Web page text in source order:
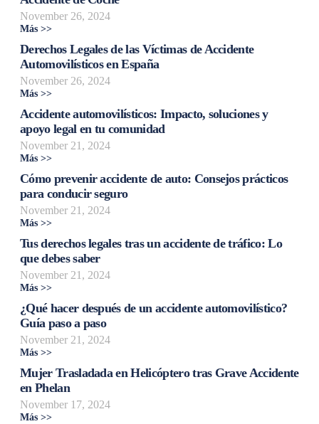
November 26, 2024
Más >>
Derechos Legales de las Víctimas de Accidente
Automovilísticos en España
November 26, 2024
Más >>
Accidente automovilísticos: Impacto, soluciones y
apoyo legal en tu comunidad
November 21, 2024
Más >>
Cómo prevenir accidente de auto: Consejos prácticos
para conducir seguro
November 21, 2024
Más >>
Tus derechos legales tras un accidente de tráfico: Lo
que debes saber
November 21, 2024
Más >>
¿Qué hacer después de un accidente automovilístico?
Guía paso a paso
November 21, 2024
Más >>
Mujer Trasladada en Helicóptero tras Grave Accidente
en Phelan
November 17, 2024
Más >>